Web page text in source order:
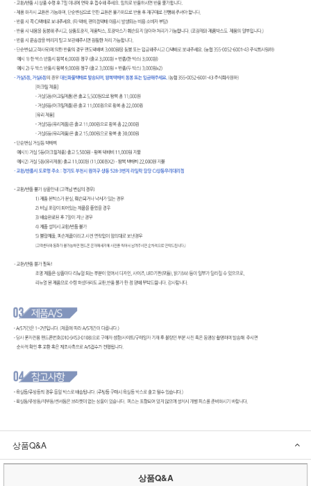
상품Q&A
상품Q&A